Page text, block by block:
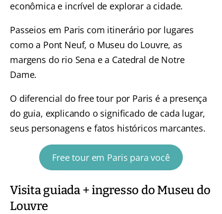
econômica e incrível de explorar a cidade.
Passeios em Paris com itinerário por lugares
como a Pont Neuf, o Museu do Louvre, as
margens do rio Sena e a Catedral de Notre
Dame.
O diferencial do free tour por Paris é a presença
do guia, explicando o significado de cada lugar,
seus personagens e fatos históricos marcantes.
Free tour em Paris para você
Visita guiada + ingresso do Museu do
Louvre